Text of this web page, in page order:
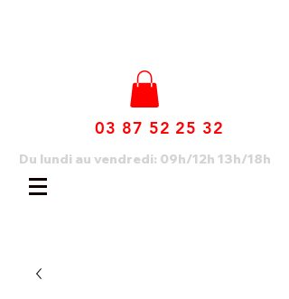
03 87 52 25 32
Du lundi au vendredi: 09h/12h 13h/18h